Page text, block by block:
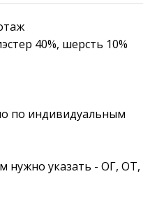
40%, шерсть 10%
по индивидуальным
нужно указать - ОГ, ОТ,